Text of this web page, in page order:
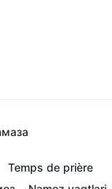
Temps de prière